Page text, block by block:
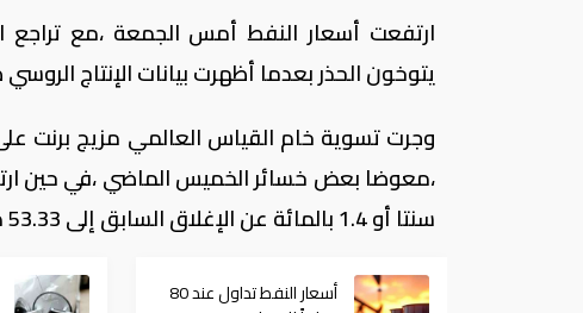
ارتفعت أسعار النفط أمس الجمعة ،مع تراجع
يتوخون الحذر بعدما أظهرت بيانات الإنتاج
سنتا أو 1.4 بالمائة عن الإغلاق السابق إلى 53.33 دولار للبرميل.
أسعار النفط تداول عند 80